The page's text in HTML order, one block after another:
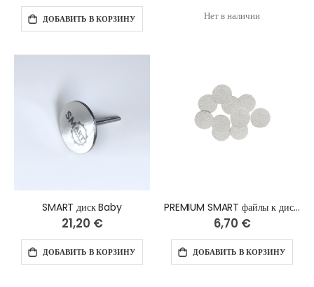
ДОБАВИТЬ В КОРЗИНУ Нет в наличии
SMART диск Baby
21,20 €
ДОБАВИТЬ В КОРЗИНУ
PREMIUM SMART файлы к диску Baby, 50 шт
6,70 €
ДОБАВИТЬ В КОРЗИНУ